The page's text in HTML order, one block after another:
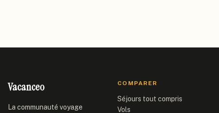
Vacanceo
La communauté voyage
COMPARER
Séjours tout compris
Vols